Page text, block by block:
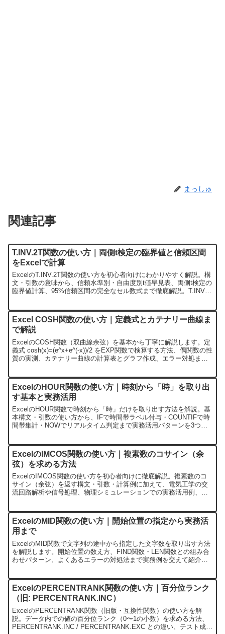
まっしゅ
関連記事
T.INV.2T関数の使い方｜両側t検定の臨界値と信頼区間
をExcelで計算
ExcelのT.INV.2T関数の使い方を初心者向けにわかりやすく解説。構
文・引数の意味から、信頼水準別・自由度別t値早見表、両側t検定の
臨界値計算、95%信頼区間の完全なセル数式まで徹底解説。T.INV・
Excel COSH関数の使い方｜定義式とカテナリー曲線ま
で解説
ExcelのCOSH関数（双曲線余弦）を基本から丁寧に解説します。定
義式 cosh(x)=(e^x+e^(-x))/2 をEXP関数で検算する方法、偶関数の性
質の実測、カテナリー曲線の計算表とグラフ作成、エラー対処まで
ExcelのHOUR関数の使い方｜時刻から「時」を取り出
す基本と実務活用
ExcelのHOUR関数で時刻から「時」だけを取り出す方法を解説。基
本構文・引数の使い方から、IFで時間帯ラベル付与・COUNTIFで時
間帯集計・NOWでリアルタイム判定まで実務活用パターンを3つ紹
ExcelのIMCOS関数の使い方｜複素数のコサイン（余
弦）を求める方法
ExcelのIMCOS関数の使い方を初心者向けに徹底解説。複素数のコ
サイン（余弦）を返す構文・引数・計算例に加えて、電気工学の交
流回路解析や信号処理、物理シミュレーションでの実務活用例、
ExcelのMID関数の使い方｜開始位置の指定から実務活
用まで
ExcelのMID関数で文字列の途中から指定した文字数を取り出す方法
を解説します。開始位置の数え方、FIND関数・LEN関数との組み合
わせパターン、よくあるエラーの対処法まで実務例を交えて紹介。
ExcelのPERCENTRANK関数の使い方｜百分位ランク
（旧: PERCENTRANK.INC）
ExcelのPERCENTRANK関数（旧版・互換性関数）の使い方を解
説。データ内での値の百分位ランク（0〜1の小数）を求める方法、
PERCENTRANK.INC / PERCENTRANK.EXC との違い、テスト成績